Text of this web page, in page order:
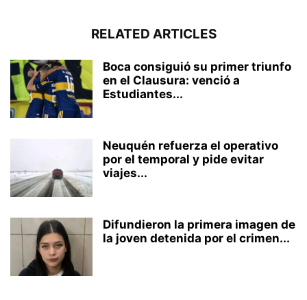
RELATED ARTICLES
Boca consiguió su primer triunfo
en el Clausura: venció a
Estudiantes...
Neuquén refuerza el operativo
por el temporal y pide evitar
viajes...
Difundieron la primera imagen de
la joven detenida por el crimen...